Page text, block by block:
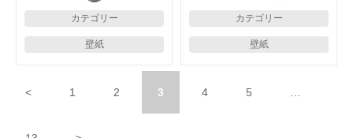
カテゴリー
壁紙
カテゴリー
壁紙
< 1 2 3 4 5